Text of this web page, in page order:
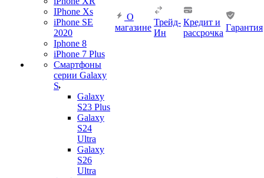
IPhone Xs
iPhone SE
2020
Iphone 8
iPhone 7 Plus
Смартфоны
серии Galaxy
S
Galaxy
S23 Plus
Galaxy
S24
Ultra
Galaxy
S26
Ultra
О
магазине
Трейд-
Ин
Кредит и
рассрочка
Гарантия